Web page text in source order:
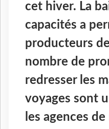
cet hiver. La
capacités a
producteurs
nombre de
redresser les
voyages sont
les agences